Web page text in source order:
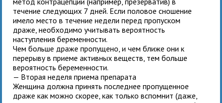
течение следующих 7 дней. Если половое сношение
имело место в течение недели перед пропуском
драже, необходимо учитывать вероятность
наступления беременности.
Чем больше драже пропущено, и чем ближе они к
перерыву в приеме активных веществ, тем больше
вероятность беременности.
— Вторая неделя приема препарата
Женщина должна принять последнее пропущенное
драже как можно скорее, как только вспомнит (даже,